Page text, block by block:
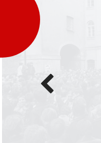
Poprzednie
zdjęcie